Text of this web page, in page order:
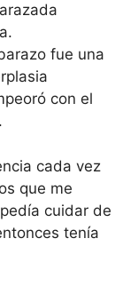
fue una
con el
cada vez
que me
cuidar de
tenía